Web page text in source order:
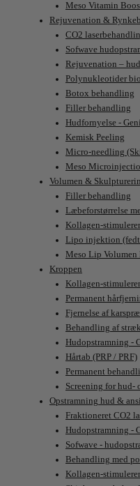
Meso Vitamin
Rejuvenation &
CO2
Sofwave
Rejuvenation –
Polynukleotider
Botox behandling
Filler behandling
Hudfornyelse -
Kemisk Peeling
Micro-needling
Meso
Volumen &
Filler behandling
Læbeforstørrelse
Kollagen-
Lipo injektion
Meso Lip Volumen
Kroppen
Kollagen-
Permanent
Fjernelse af
Behandling af
Hudopstramning -
Hårtab (PRP / PRF)
Permanent
Screening for
Opstramning hud &
Fraktioneret CO2
Hudopstramning -
Sofwave -
Behandling med
Kollagen-